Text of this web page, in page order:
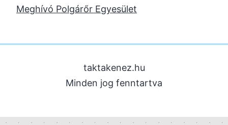
2023. február
2022. november
2022. május
Meghívó Polgárőr Egyesület
taktakenez.hu
Minden jog fenntartva